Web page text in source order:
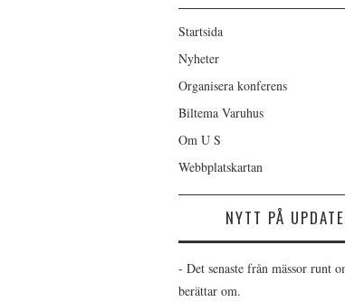
Startsida
Nyheter
Organisera konferens
Biltema Varuhus
Om U S
Webbplatskartan
NYTT PÅ
- Det senaste från mässor runt
berättar om.